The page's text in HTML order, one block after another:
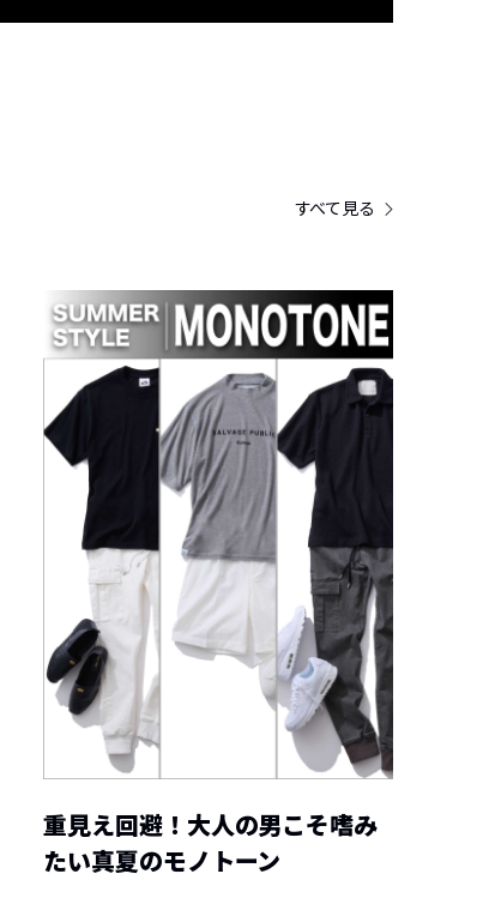
すべて見る
重見え回避！大人の男こそ嗜み
たい真夏のモノトーン